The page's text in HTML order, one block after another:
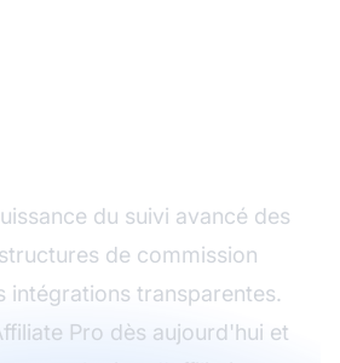
du suivi avancé des
de commission
intégrations transparentes.
Pro dès aujourd'hui et